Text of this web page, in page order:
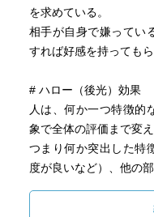
を求めている。
相手が自身で嫌ってい
すれば好感を持ってもら
# ハロー（後光）効果
人は、何か一つ特徴的
象で全体の評価まで変え
つまり何か突出した特
度が良いなど）、他の